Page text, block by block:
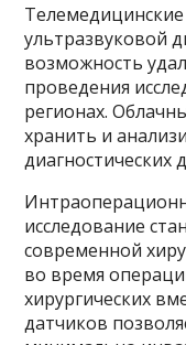
Телемедицинские
ультразвуковой
возможность
проведения
регионах.
хранить и
диагностических
исследование
современной
во время
хирургических
датчиков